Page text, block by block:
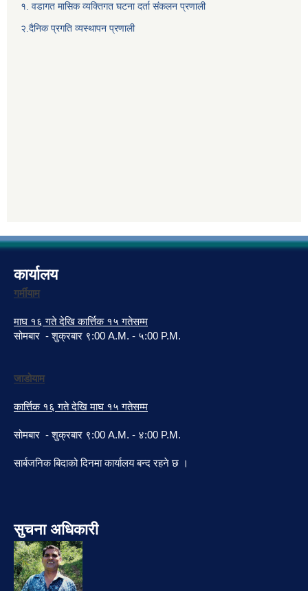
१. वडागत मासिक व्यक्तिगत घटना दर्ता संकलन प्रणाली
२.दैनिक प्रगति व्यस्थापन प्रणाली
कार्यालय
गर्मीयाम
माघ १६ गते देखि कार्त्तिक १५ गतेसम्म
सोमबार - शुक्रबार ९:00 A.M. - ५:00 P.M.
जाडोयाम
कार्त्तिक १६ गते देखि माघ १५ गतेसम्म
सोमबार - शुक्रबार ९:00 A.M. - ४:00 P.M.
सार्बजनिक बिदाको दिनमा कार्यालय बन्द रहने छ ।
सुचना अधिकारी